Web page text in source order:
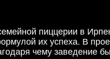
пиццерии в
их успеха. В
чему заведение